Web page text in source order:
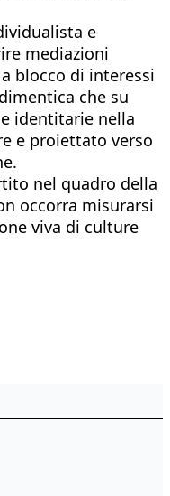
e
mediazioni
blocco di interessi
che su
identitarie nella
e proiettato verso
nel quadro della
occorra misurarsi
viva di culture